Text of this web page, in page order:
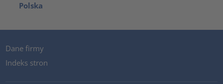
Polska
Dane firmy
Indeks stron